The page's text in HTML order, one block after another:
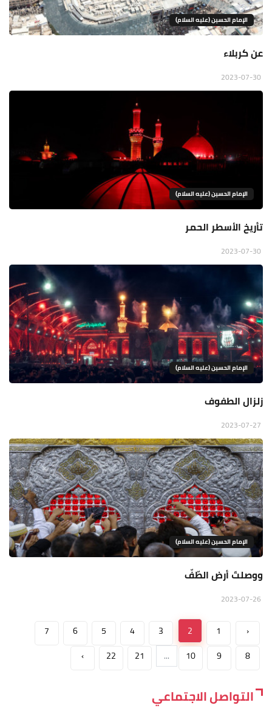
الإمام الحسين (عليه السلام)
عن كربلاء
الإمام الحسين (عليه السلام)
تأريخ الأسطر الحمر
الإمام الحسين (عليه السلام)
زلزال الطفوف
الإمام الحسين (عليه السلام)
ووصلتَ أرض الطّفّ
‹
1
2
3
4
5
6
7
8
9
10
...
21
22
›
التواصل الاجتماعي